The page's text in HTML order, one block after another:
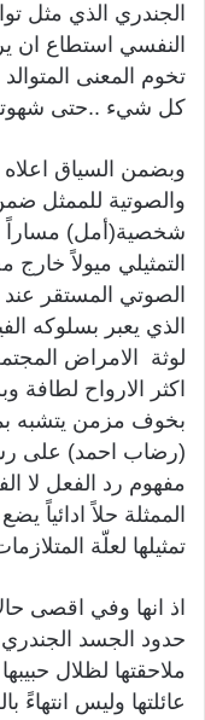
الجندري الذي مثل
النفسي استطاع ان
تخوم المعنى
كل شيء ..حتى
وبضمن السياق
والصوتية للممثل
شخصية(أمل) مساراً
التمثيلي ميولاً
الصوتي المستقر
الذي يعبر بسلوكه
لوثة الامراض
اكثر الارواح لطافة
بخوف مزمن يتشبه
(رضاب احمد) على
مفهوم رد الفعل لا
الممثلة حلاً ادائياً
تمثيلها لعلّة
اذ انها وفي اقصى
حدود الجسد الجندري
ملاحقتها لظلال
عائلتها وليس انتهاءً